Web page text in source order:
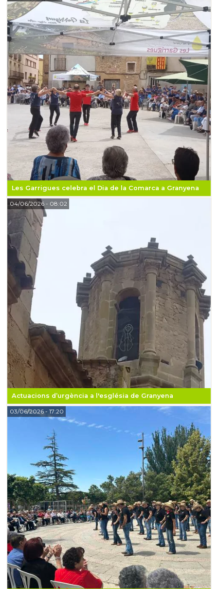
Les Garrigues celebra el Dia de la Comarca a Granyena
Actuacions d’urgència a l'església de Granyena
04/06/2026- 08:02
03/06/2026- 17:20